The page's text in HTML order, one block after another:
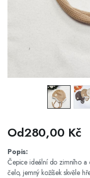
Od280,00 Kč
Popis:
Čepice ideální do zimního a
čelo, jemný kožíšek skvěle